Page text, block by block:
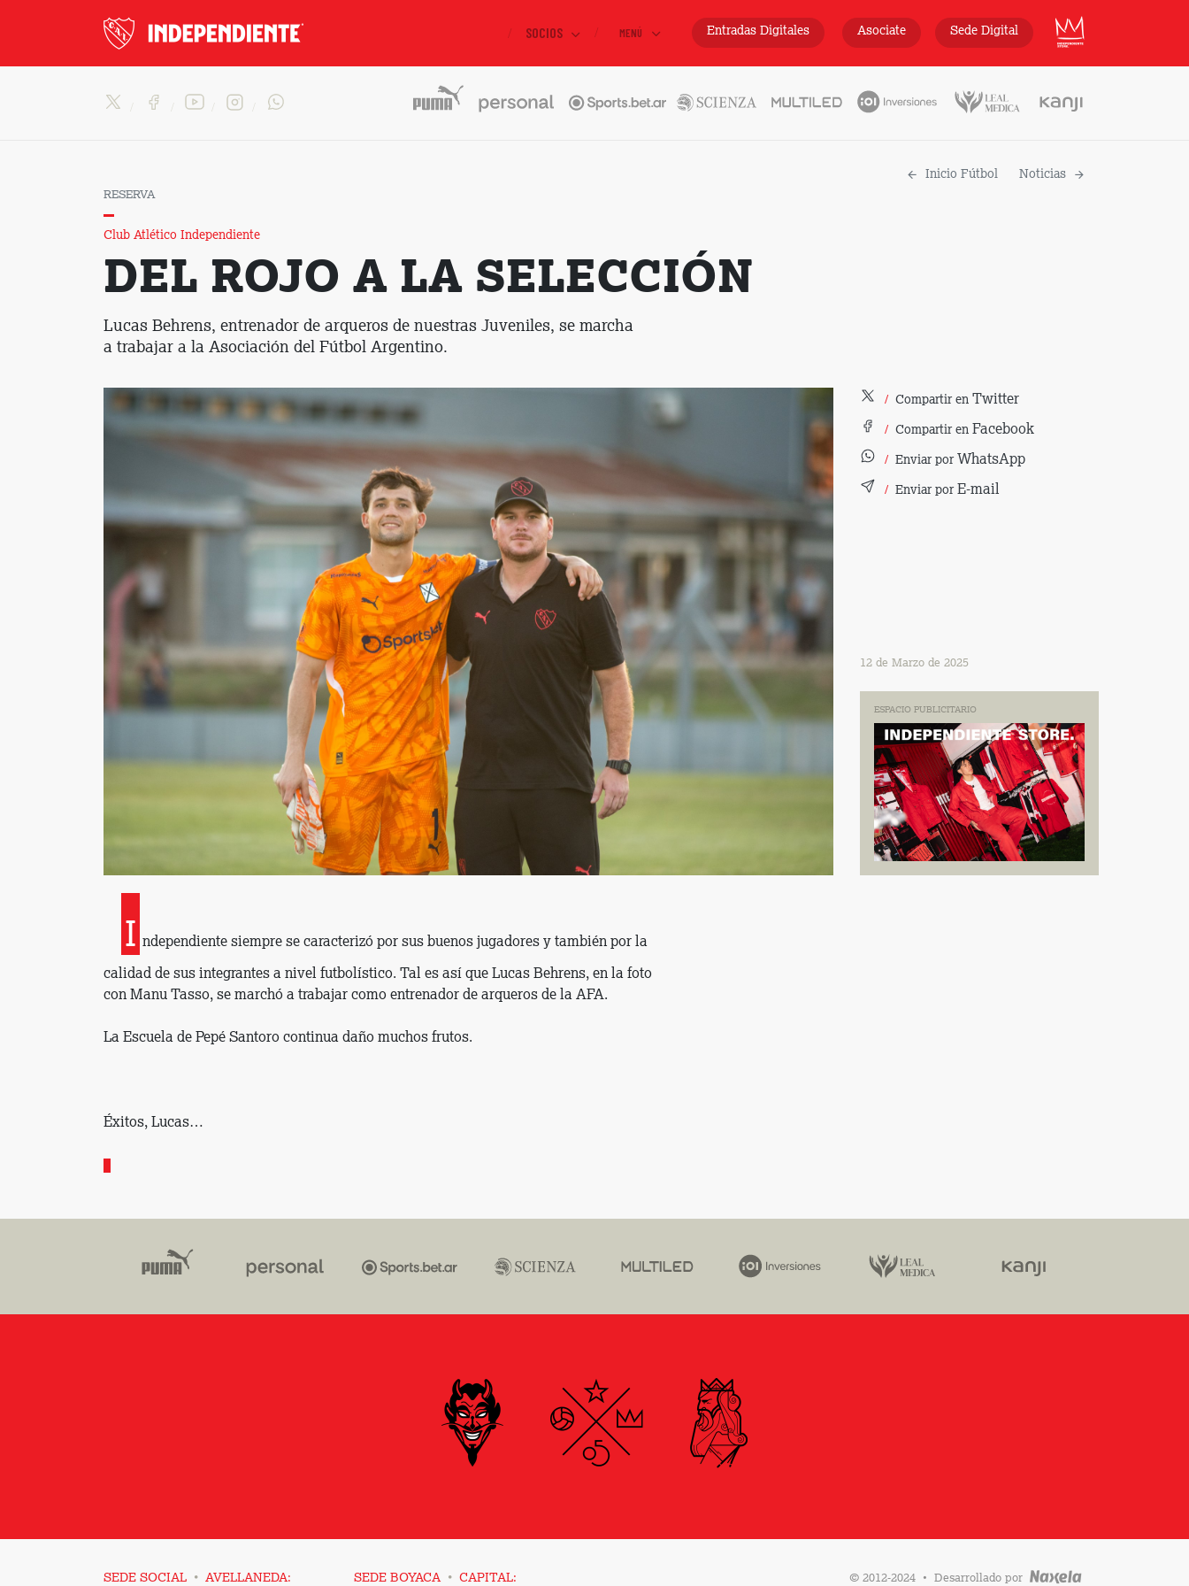
INDEPENDIENTE
SOCIOS MENÚ Entradas Digitales Asociate Sede Digital
Noticias
Inicio Fútbol
RESERVA
Club Atlético Independiente
DEL ROJO A LA SELECCIÓN
Lucas Behrens, entrenador de arqueros de nuestras Juveniles, se marcha
a trabajar a la Asociación del Fútbol Argentino.
Compartir en Twitter
Compartir en Facebook
Enviar por WhatsApp
Enviar por E-mail
12 de Marzo de 2025
ESPACIO PUBLICITARIO
I ndependiente siempre se caracterizó por sus buenos jugadores y también por la
calidad de sus integrantes a nivel futbolístico. Tal es así que Lucas Behrens, en la foto
con Manu Tasso, se marchó a trabajar como entrenador de arqueros de la AFA.
La Escuela de Pepé Santoro continua daño muchos frutos.
Éxitos, Lucas…
SEDE SOCIAL · AVELLANEDA: SEDE BOYACA · CAPITAL: © 2012-2024 · Desarrollado por